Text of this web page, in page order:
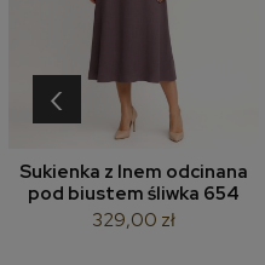
Sukienka z lnem odcinana
pod biustem śliwka 654
329,00 zł
‹